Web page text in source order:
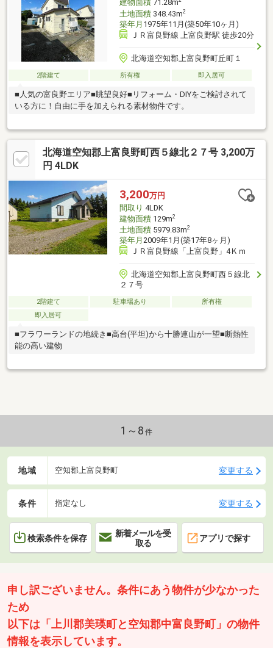
建物面積71.28m
土地面積348.43m2
築年月 1975年11月(築50年10ヶ月)
ＪＲ富良野線 上富良野駅 徒歩20分
北海道空知郡上富良野町丘町１
2階建て 所有権 即入居可
■人気の富良野エリア■眺望良好■リフォーム・DIYをご検討されて
いる方に！自由に手を加えられる素材物件です。
北海道空知郡上富良野町西５線北２７号 3,200万
円 4LDK
3,200万円
間取り 4LDK
建物面積129m2
土地面積5979.83m2
築年月 2009年1月(築17年8ヶ月)
ＪＲ富良野線「上富良野」4Ｋｍ
北海道空知郡上富良野町西５線北
２７号
2階建て 駐車場あり
所有権
即入居可
■フラワーランドの地続き■高台(平坦)から十勝連山が一望■断熱性
能の高い建物
1～8 件
地域 空知郡上富良野町 変更する
条件 指定なし 変更する
検索条件を保存
新着メールを受
取る
アプリで探す
申し訳ございません。条件にあう物件が少なかった
ため
以下は「上川郡美瑛町と空知郡中富良野町」の物件
情報を表示しています。